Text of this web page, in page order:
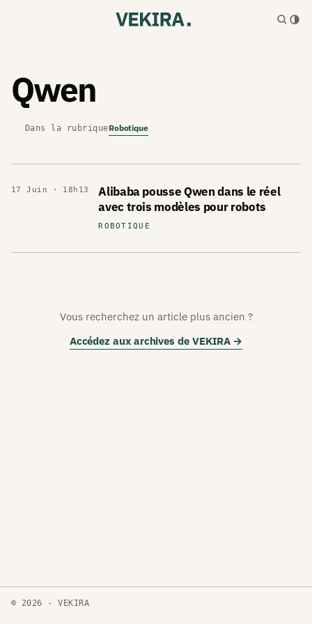
Qwen
Dans la rubriqueRobotique
17 Juin · 18h13
Alibaba pousse Qwen dans le réel
avec trois modèles pour robots
ROBOTIQUE
Vous recherchez un article plus ancien ?
Accédez aux archives de VEKIRA →
© 2026 - VEKIRA